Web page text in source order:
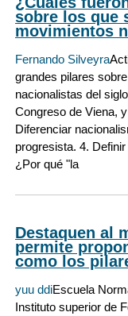
sobre los que
movimientos
Fernando Silveyra
grandes pilares
nacionalistas del
Congreso de Viena,
Diferenciar
progresista. 4.
¿Por qué "la
Destaquen al
permite
como los
yuu ddiEscuela
Instituto superior de